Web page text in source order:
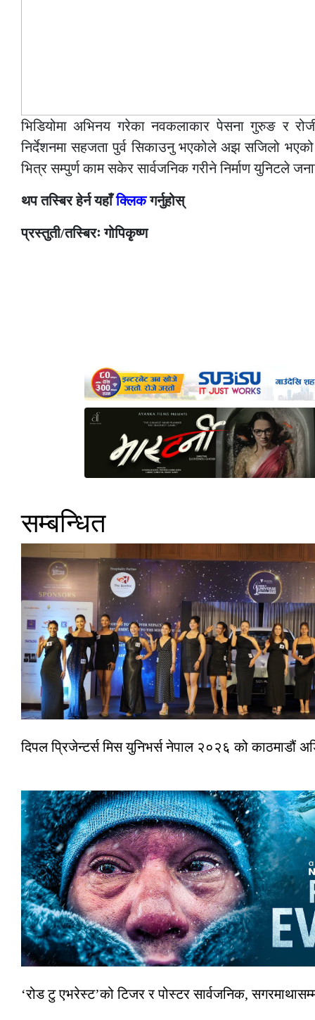
भिडियोमा अभिनय गरेका नवकलाकार पेसना गुरुङ र
निर्देशनमा सहजता पुर्व सिकाउनु भएकोले अझ सजिलो
भित्र सम्पुर्ण काम सकेर सार्वजनिक गरीने निर्माण युनिटले
थप तस्बिर हेर्न यहाँ क्लिकगर्नुहोस्
प्रस्तुती/तस्बिरः गोपिकृृष्ण
सम्बन्धित
दिपल प्रिजेन्टर्स मिस युनिभर्स नेपाल २०२६ को काठमाडौं
‘रोड टु एभरेस्ट’को टिजर र पोस्टर सार्वजनिक,